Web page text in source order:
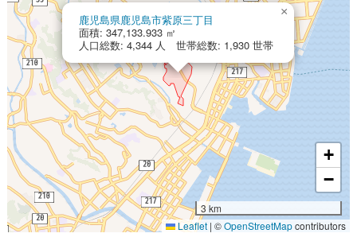
鹿児島県鹿児島市紫原三丁目
面積: 347,133.933 ㎡
人口総数: 4,344 人 世帯総数: 1,930 世帯
×
+
−
3 km
Leaflet | ©OpenStreetMapcontributors